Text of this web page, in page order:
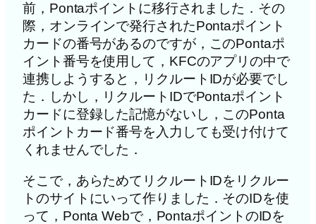
前，Pontaポイントに移行されました．その
際，オンラインで発行されたPontaポイント
カードの番号があるのですが，このPontaポ
イント番号を使用して，KFCのアプリの中で
連携しようすると，リクルートIDが必要でし
た．しかし，リクルートIDでPontaポイント
カードに登録した記憶がないし，このPonta
ポイントカード番号を入力しても受け付けて
くれませんでした．
そこで，あらためてリクルートIDをリクルー
トのサイトにいって作りました．そのIDを使
って，Ponta Webで，PontaポイントのIDを